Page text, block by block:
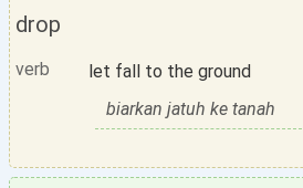
drop
verb
let fall to the ground
biarkan jatuh ke tanah